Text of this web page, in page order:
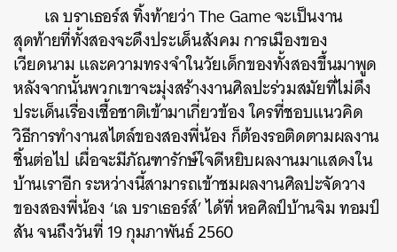
เล บราเธอร์ส ทิ้งท้ายว่า The Game จะเป็นงาน
สุดท้ายที่ทั้งสองจะดึงประเด็นสังคม การเมืองของ
เวียดนาม และความทรงจำในวัยเด็กของทั้งสองขึ้นมาพูด
หลังจากนั้นพวกเขาจะมุ่งสร้างงานศิลปะร่วมสมัยที่ไม่ดึง
ประเด็นเรื่องเชื้อชาติเข้ามาเกี่ยวข้อง ใครที่ชอบแนวคิด
วิธีการทำงานสไตล์ของสองพี่น้อง ก็ต้องรอติดตามผลงาน
ชิ้นต่อไป เผื่อจะมีภัณฑารักษ์ใจดีหยิบผลงานมาแสดงใน
บ้านเราอีก ระหว่างนี้สามารถเข้าชมผลงานศิลปะจัดวาง
ของสองพี่น้อง ‘เล บราเธอร์ส์’ ได้ที่ หอศิลป์บ้านจิม ทอมป์
สัน จนถึงวันที่ 19 กุมภาพันธ์ 2560